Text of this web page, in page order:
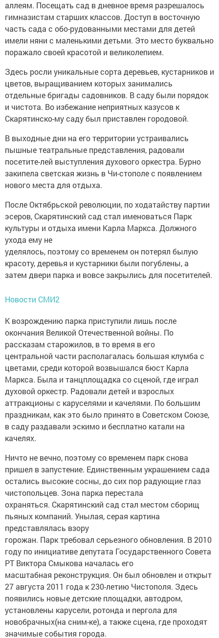
аллеям. Посещать сад в дневное время разрешалось
гимназистам старших классов. Доступ в восточную
часть сада с обо-рудованными местами для детей
имели няни с маленькими детьми. Это место буквально
поражало своей красотой и великолепием.
Здесь росли уникальные сорта деревьев, кустарников и
цветов, выращиванием которых занимались
отдельные бригады садовников. В саду были порядок
и чистота. Во избежание неприятных казусов к
Скарятинско-му саду был приставлен городовой.
В выходные дни на его территории устраивались
пышные театральные представления, радовали
посетите-лей выступления духового оркестра. Бурно
закипела светская жизнь в Чи-стополе с появлением
нового места для отдыха.
После Октябрьской революции, по ходатайству партии
эсеров, Скарятинский сад стал именоваться Парк
культуры и отдыха имени Карла Маркса. Должного
ухода ему не
уделялось, поэтому со временем он потерял былую
красоту, деревья и кустарники были погублены, а
затем двери парка и вовсе закрылись для посетителей.
Новости СМИ2
К возрождению парка приступили лишь после
окончания Великой Отечественной войны. По
рассказам старожилов, в то время в его
центральной части располагалась большая клумба с
цветами, среди которой возвышался бюст Карла
Маркса. Была и танцплощадка со сценой, где играл
духовой оркестр. Радовали детей и взрослых
аттракционы с каруселями и качелями. По большим
праздникам, как это было принято в Советском Союзе,
в саду раздавали эскимо и бесплатно катали на
качелях.
Ничто не вечно, поэтому со временем парк снова
пришел в запустение. Единственным украшением сада
остались высокие сосны, до сих пор радующие глаз
чистопольцев. Зона парка перестала
охраняться. Скарятинский сад стал местом сборищ
пьяных компаний. Унылая, серая картина
представлялась взору
горожан. Парк требовал серьезного обновления. В 2010
году по инициативе депутата Государственного Совета
РТ Виктора Смыкова началась его
масштабная реконструкция. Он был обновлен и открыт
27 августа 2011 года к 230-летию Чистополя. Здесь
появились новые детские площадки, автодром,
установлены карусели, ротонда и пергола для
новобрачных(на сним-ке), а также сцена, где проходят
значимые события города.